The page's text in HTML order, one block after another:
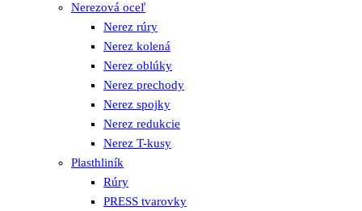
Nerezová oceľ
Nerez rúry
Nerez kolená
Nerez oblúky
Nerez prechody
Nerez spojky
Nerez redukcie
Nerez T-kusy
Plasthliník
Rúry
PRESS tvarovky